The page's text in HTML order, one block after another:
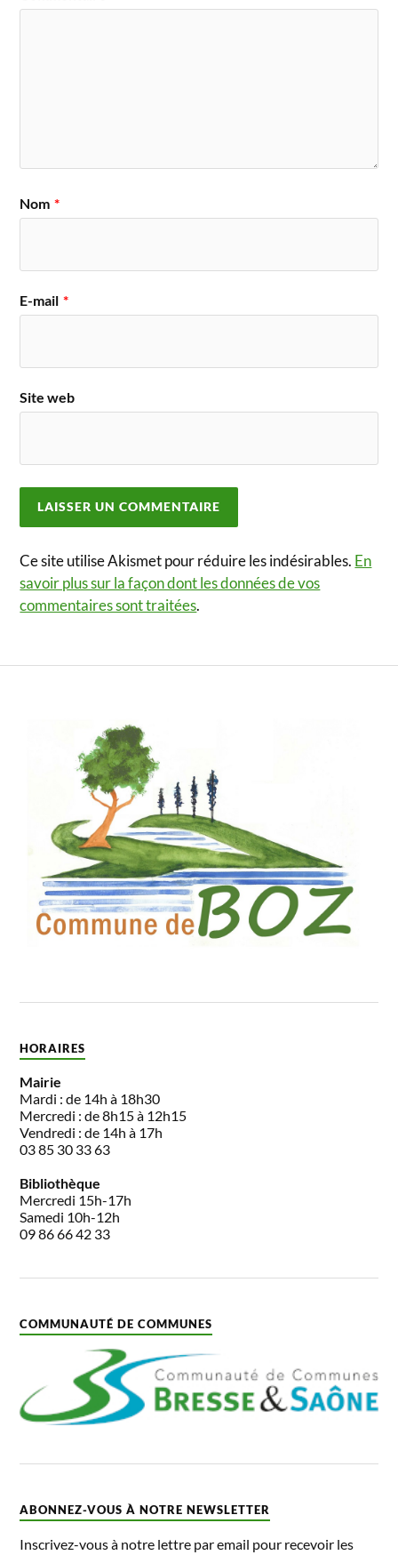
Nom *
E-mail *
Site web
Ce site utilise Akismet pour réduire les indésirables. En
savoir plus sur la façon dont les données de vos
commentaires sont traitées.
HORAIRES
Mairie
Mardi : de 14h à 18h30
Mercredi : de 8h15 à 12h15
Vendredi : de 14h à 17h
03 85 30 33 63
Bibliothèque
Mercredi 15h-17h
Samedi 10h-12h
09 86 66 42 33
COMMUNAUTÉ DE COMMUNES
ABONNEZ-VOUS À NOTRE NEWSLETTER
Inscrivez-vous à notre lettre par email pour recevoir les